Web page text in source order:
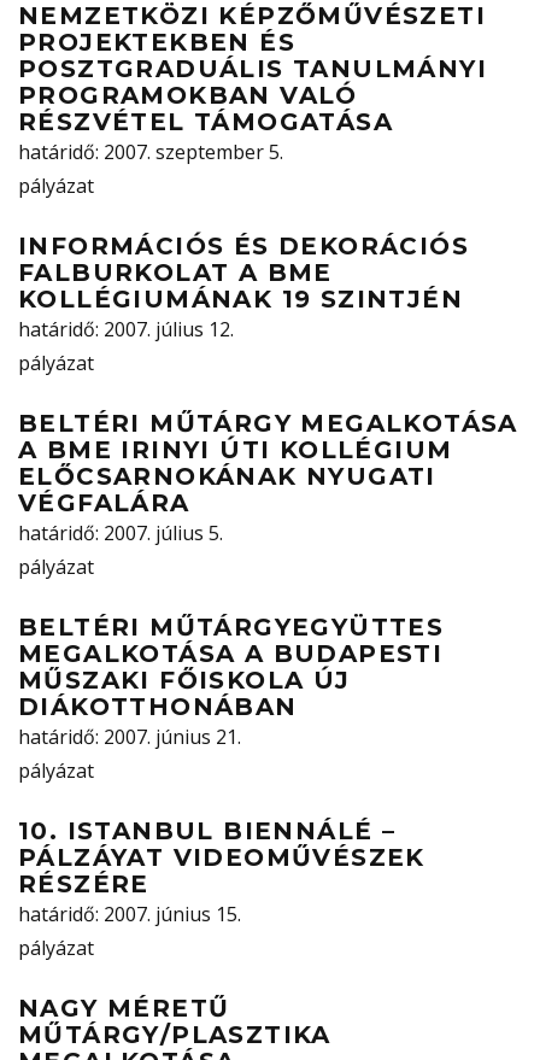
NEMZETKÖZI KÉPZŐMŰVÉSZETI
PROJEKTEKBEN ÉS
POSZTGRADUÁLIS TANULMÁNYI
PROGRAMOKBAN VALÓ
RÉSZVÉTEL TÁMOGATÁSA
határidő: 2007. szeptember 5.
pályázat
INFORMÁCIÓS ÉS DEKORÁCIÓS
FALBURKOLAT A BME
KOLLÉGIUMÁNAK 19 SZINTJÉN
határidő: 2007. július 12.
pályázat
BELTÉRI MŰTÁRGY MEGALKOTÁSA
A BME IRINYI ÚTI KOLLÉGIUM
ELŐCSARNOKÁNAK NYUGATI
VÉGFALÁRA
határidő: 2007. július 5.
pályázat
BELTÉRI MŰTÁRGYEGYÜTTES
MEGALKOTÁSA A BUDAPESTI
MŰSZAKI FŐISKOLA ÚJ
DIÁKOTTHONÁBAN
határidő: 2007. június 21.
pályázat
10. ISTANBUL BIENNÁLÉ –
PÁLZÁYAT VIDEOMŰVÉSZEK
RÉSZÉRE
határidő: 2007. június 15.
pályázat
NAGY MÉRETŰ
MŰTÁRGY/PLASZTIKA